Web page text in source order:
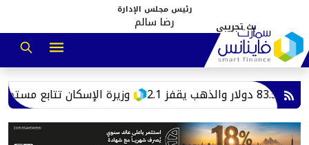
رئيس مجلس الإدارة
رضا سالم
وزيرة الإسكان تتابع